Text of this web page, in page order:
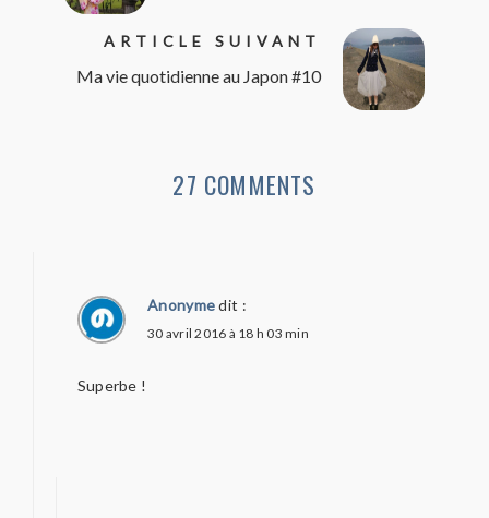
ARTICLE SUIVANT
Ma vie quotidienne au Japon #10
27 COMMENTS
Anonyme dit :
30 avril 2016 à 18 h 03 min
Superbe !